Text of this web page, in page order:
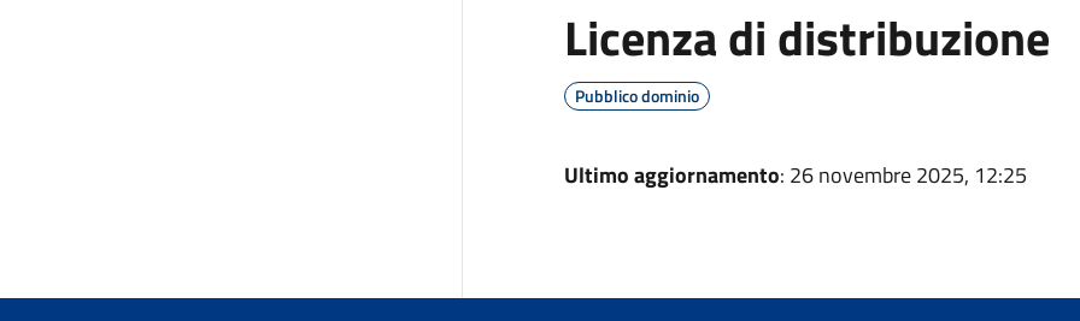
Licenza di distribuzione
Pubblico dominio
Ultimo aggiornamento: 26 novembre 2025, 12:25